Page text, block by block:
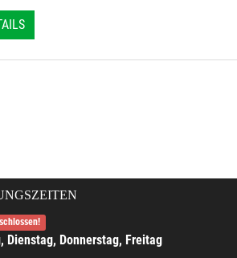
Dienstag, Donnerstag, Freitag